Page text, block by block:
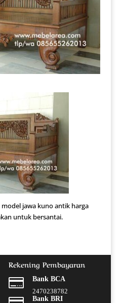
jawa kuno antik harga
untuk bersantai.
Rekening Pembayaran

Bank BCA
2470238782
Bank BRI